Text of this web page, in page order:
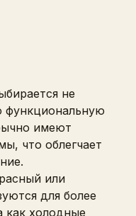
не
функциональную
имеют
что облегчает
или
для более
как холодные